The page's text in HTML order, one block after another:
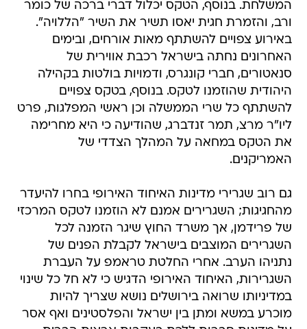
המשלחת. בנוסף, הטקס יכלול דברי ברכה של כומר
ורב, והזמרת חגית יאסו תשיר את השיר "הללויה".
באירוע צפויים להשתתף מאות אורחים, ובימים
האחרונים נחתה בישראל רכבת אווירית של
סנאטורים, חברי קונגרס, ודמויות בולטות בקהילה
היהודית שהוזמנו לטקס. בנוסף, בטקס צפויים
להשתתף כל שרי הממשלה וכן ראשי המפלגות, פרט
ליו"ר מרצ, תמר זנדברג, שהודיעה כי היא מחרימה
את הטקס במחאה על המהלך הצדדי של
האמריקנים.
גם רוב שגרירי מדינות האיחוד האירופי בחרו להיעדר
מהחגיגות; השגרירים אמנם לא הוזמנו לטקס המרכזי
של פרידמן, אך משרד החוץ שיגר הזמנה לכל
השגרירים המוצבים בישראל לקבלת הפנים של
נתניהו הערב. אחרי החלטת טראמפ על העברת
השגרירות, האיחוד האירופי הדגיש כי לא חל כל שינוי
במדיניותו שרואה בירושלים נושא שצריך להיות
מוכרע במשא ומתן בין ישראל והפלסטינים ואף אסר